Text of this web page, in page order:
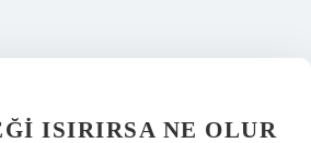
ISIRIRSA NE OLUR